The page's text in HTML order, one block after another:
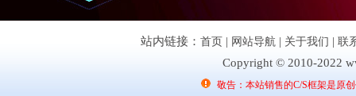
站内链接： 首页 | 网站导航 | 关于我们 | 联
Copyright © 2010-2022
敬告：本站销售的C/S框架是原